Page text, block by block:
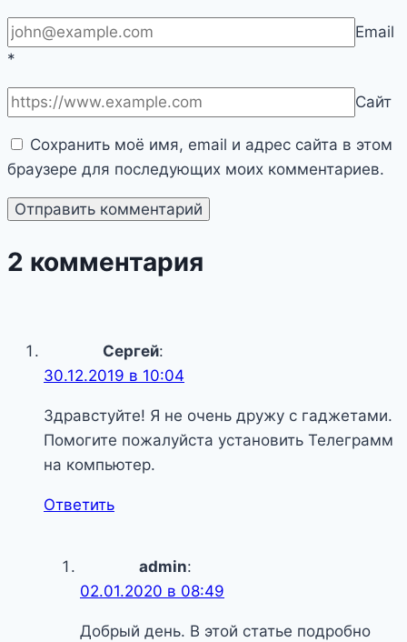
Email
*
Сайт
Сохранить моё имя, email и адрес сайта в этом
браузере для последующих моих комментариев.
2 комментария
Сергей:
30.12.2019 в 10:04
Здравстуйте! Я не очень дружу с гаджетами.
Помогите пожалуйста установить Телеграмм
на компьютер.
Ответить
admin:
02.01.2020 в 08:49
Добрый день. В этой статье подробно